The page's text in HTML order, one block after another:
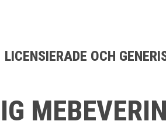
LICENSIERADE OCH